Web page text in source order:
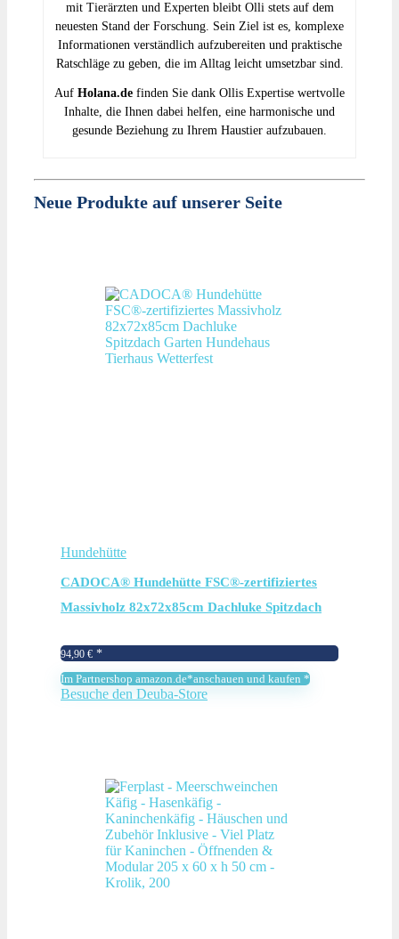
mit Tierärzten und Experten bleibt Olli stets auf dem
neuesten Stand der Forschung. Sein Ziel ist es, komplexe
Informationen verständlich aufzubereiten und praktische
Ratschläge zu geben, die im Alltag leicht umsetzbar sind.
Auf Holana.de finden Sie dank Ollis Expertise wertvolle
Inhalte, die Ihnen dabei helfen, eine harmonische und
gesunde Beziehung zu Ihrem Haustier aufzubauen.
Neue Produkte auf unserer Seite
Hundehütte
CADOCA® Hundehütte FSC®-zertifiziertes
Massivholz 82x72x85cm Dachluke Spitzdach
94,90 €
Im Partnershop amazon.de*anschauen und kaufen *
Besuche den Deuba-Store